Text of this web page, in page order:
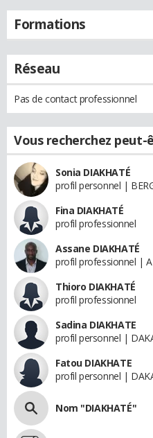
Formations
Réseau
Pas de contact professionnel
Vous recherchez peut-
Sonia DIAKHATÉ
profil personnel |
Fina DIAKHATÉ
profil professionnel
Assane DIAKHATÉ
profil professionnel |
Thioro DIAKHATÉ
profil professionnel
Sadina DIAKHATE
profil personnel |
Fatou DIAKHATE
profil personnel |
Nom "DIAKHATÉ"